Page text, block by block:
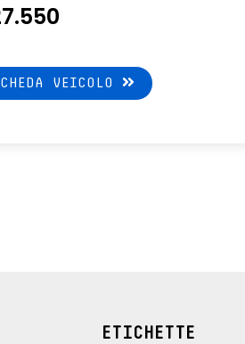
VEICOLO
ETICHETTE